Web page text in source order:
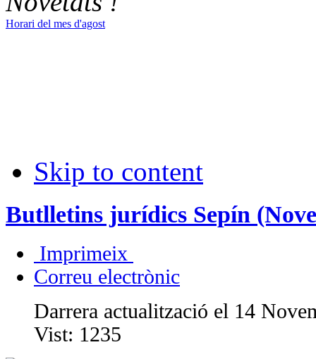
Horari del mes d'agost
Skip to content
Butlletins jurídics Sepín
Imprimeix
Correu electrònic
Darrera actualització el 14
Vist: 1235